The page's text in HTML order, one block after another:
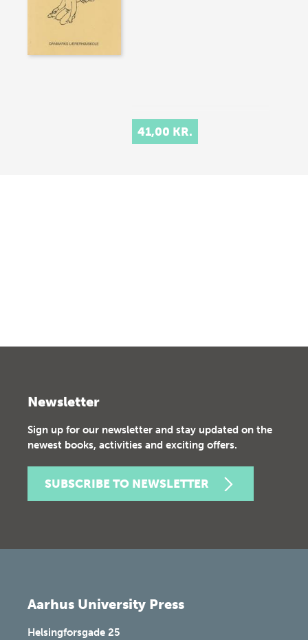
41,00 KR.
Newsletter
Sign up for our newsletter and stay updated on the
newest books, activities and exciting offers.
SUBSCRIBE TO NEWSLETTER
Aarhus University Press
Helsingforsgade 25